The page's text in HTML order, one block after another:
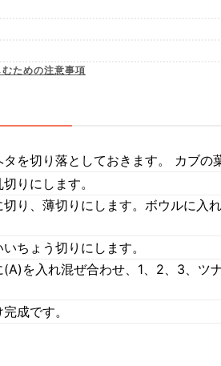
ための注意事項
を切り落としておきます。 カブの
りにします。
切り、薄切りにします。ボウルに入
ちょう切りにします。
(A)を入れ混ぜ合わせ、1、2、3、ツ
成です。